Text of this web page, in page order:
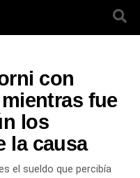
con
fue
los
la causa
el sueldo que percibía